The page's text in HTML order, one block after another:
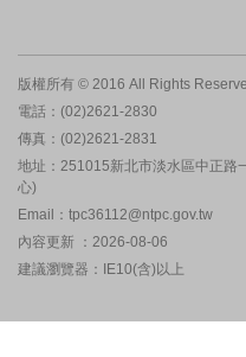
版權所有 © 2016 All Rights
電話：(02)2621-2830
傳真：(02)2621-2831
地址：251015新北市淡水區中正路
心)
Email：tpc36112@ntpc.gov.tw
內容更新 ：2026-08-06
建議瀏覽器：IE10(含)以上